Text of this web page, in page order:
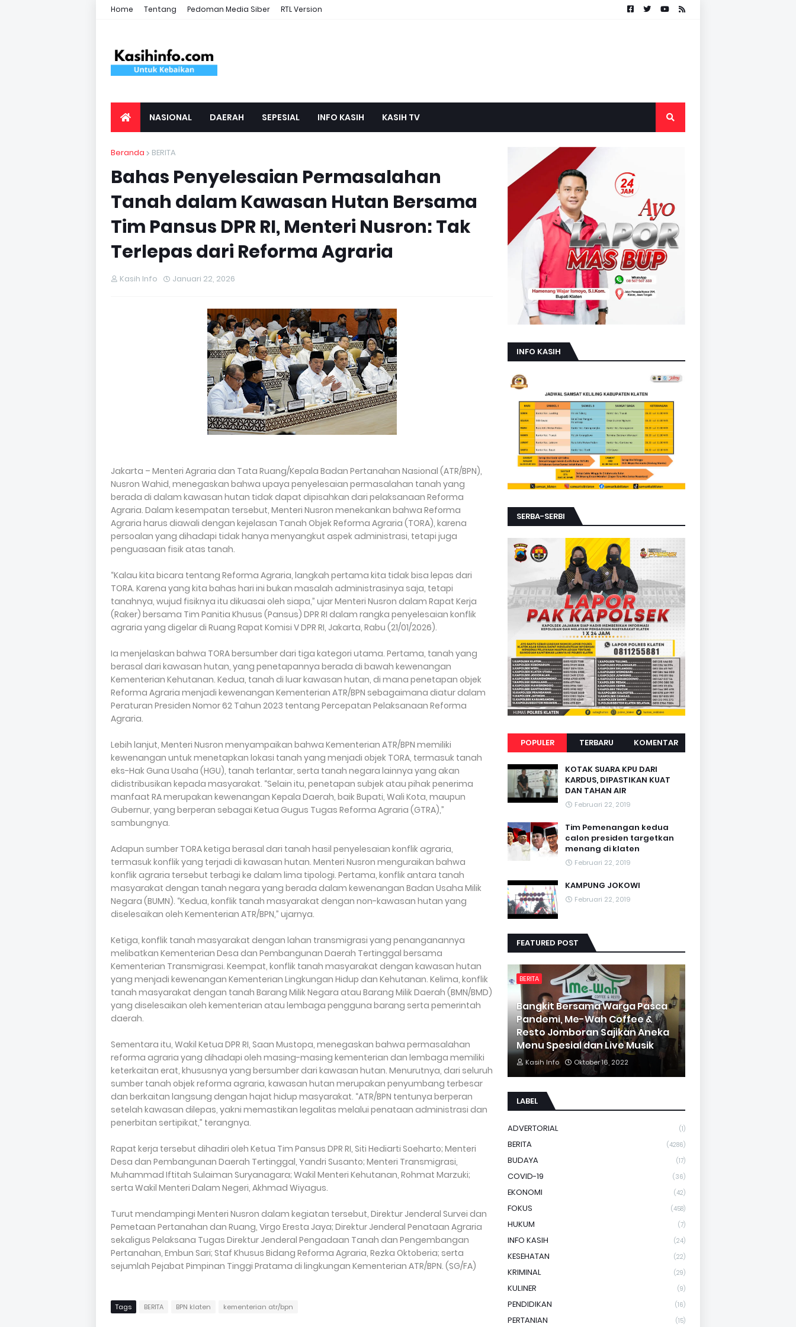
Home Tentang Pedoman Media Siber RTL Version
NASIONAL DAERAH SEPESIAL INFO KASIH KASIH TV
Beranda BERITA
Bahas Penyelesaian Permasalahan
Tanah dalam Kawasan Hutan Bersama
Tim Pansus DPR RI, Menteri Nusron: Tak
Terlepas dari Reforma Agraria
Kasih Info Januari 22, 2026
Jakarta – Menteri Agraria dan Tata Ruang/Kepala Badan Pertanahan Nasional (ATR/BPN),
Nusron Wahid, menegaskan bahwa upaya penyelesaian permasalahan tanah yang
berada di dalam kawasan hutan tidak dapat dipisahkan dari pelaksanaan Reforma
Agraria. Dalam kesempatan tersebut, Menteri Nusron menekankan bahwa Reforma
Agraria harus diawali dengan kejelasan Tanah Objek Reforma Agraria (TORA), karena
persoalan yang dihadapi tidak hanya menyangkut aspek administrasi, tetapi juga
penguasaan fisik atas tanah.
“Kalau kita bicara tentang Reforma Agraria, langkah pertama kita tidak bisa lepas dari
TORA. Karena yang kita bahas hari ini bukan masalah administrasinya saja, tetapi
tanahnya, wujud fisiknya itu dikuasai oleh siapa,” ujar Menteri Nusron dalam Rapat Kerja
(Raker) bersama Tim Panitia Khusus (Pansus) DPR RI dalam rangka penyelesaian konflik
agraria yang digelar di Ruang Rapat Komisi V DPR RI, Jakarta, Rabu (21/01/2026).
Ia menjelaskan bahwa TORA bersumber dari tiga kategori utama. Pertama, tanah yang
berasal dari kawasan hutan, yang penetapannya berada di bawah kewenangan
Kementerian Kehutanan. Kedua, tanah di luar kawasan hutan, di mana penetapan objek
Reforma Agraria menjadi kewenangan Kementerian ATR/BPN sebagaimana diatur dalam
Peraturan Presiden Nomor 62 Tahun 2023 tentang Percepatan Pelaksanaan Reforma
Agraria.
Lebih lanjut, Menteri Nusron menyampaikan bahwa Kementerian ATR/BPN memiliki
kewenangan untuk menetapkan lokasi tanah yang menjadi objek TORA, termasuk tanah
eks-Hak Guna Usaha (HGU), tanah terlantar, serta tanah negara lainnya yang akan
didistribusikan kepada masyarakat. “Selain itu, penetapan subjek atau pihak penerima
manfaat RA merupakan kewenangan Kepala Daerah, baik Bupati, Wali Kota, maupun
Gubernur, yang berperan sebagai Ketua Gugus Tugas Reforma Agraria (GTRA),”
sambungnya.
Adapun sumber TORA ketiga berasal dari tanah hasil penyelesaian konflik agraria,
termasuk konflik yang terjadi di kawasan hutan. Menteri Nusron menguraikan bahwa
konflik agraria tersebut terbagi ke dalam lima tipologi. Pertama, konflik antara tanah
masyarakat dengan tanah negara yang berada dalam kewenangan Badan Usaha Milik
Negara (BUMN). “Kedua, konflik tanah masyarakat dengan non-kawasan hutan yang
diselesaikan oleh Kementerian ATR/BPN,” ujarnya.
Ketiga, konflik tanah masyarakat dengan lahan transmigrasi yang penanganannya
melibatkan Kementerian Desa dan Pembangunan Daerah Tertinggal bersama
Kementerian Transmigrasi. Keempat, konflik tanah masyarakat dengan kawasan hutan
yang menjadi kewenangan Kementerian Lingkungan Hidup dan Kehutanan. Kelima, konflik
tanah masyarakat dengan tanah Barang Milik Negara atau Barang Milik Daerah (BMN/BMD)
yang diselesaikan oleh kementerian atau lembaga pengguna barang serta pemerintah
daerah.
Sementara itu, Wakil Ketua DPR RI, Saan Mustopa, menegaskan bahwa permasalahan
reforma agraria yang dihadapi oleh masing-masing kementerian dan lembaga memiliki
keterkaitan erat, khususnya yang bersumber dari kawasan hutan. Menurutnya, dari seluruh
sumber tanah objek reforma agraria, kawasan hutan merupakan penyumbang terbesar
dan berkaitan langsung dengan hajat hidup masyarakat. “ATR/BPN tentunya berperan
setelah kawasan dilepas, yakni memastikan legalitas melalui penataan administrasi dan
penerbitan sertipikat,” terangnya.
Rapat kerja tersebut dihadiri oleh Ketua Tim Pansus DPR RI, Siti Hediarti Soeharto; Menteri
Desa dan Pembangunan Daerah Tertinggal, Yandri Susanto; Menteri Transmigrasi,
Muhammad Iftitah Sulaiman Suryanagara; Wakil Menteri Kehutanan, Rohmat Marzuki;
serta Wakil Menteri Dalam Negeri, Akhmad Wiyagus.
Turut mendampingi Menteri Nusron dalam kegiatan tersebut, Direktur Jenderal Survei dan
Pemetaan Pertanahan dan Ruang, Virgo Eresta Jaya; Direktur Jenderal Penataan Agraria
sekaligus Pelaksana Tugas Direktur Jenderal Pengadaan Tanah dan Pengembangan
Pertanahan, Embun Sari; Staf Khusus Bidang Reforma Agraria, Rezka Oktoberia; serta
sejumlah Pejabat Pimpinan Tinggi Pratama di lingkungan Kementerian ATR/BPN. (SG/FA)
Tags BERITA BPN klaten kementerian atr/bpn
INFO KASIH
SERBA-SERBI
POPULER TERBARU KOMENTAR
KOTAK SUARA KPU DARI
KARDUS, DIPASTIKAN KUAT
DAN TAHAN AIR
Februari 22, 2019
Tim Pemenangan kedua
calon presiden targetkan
menang di klaten
Februari 22, 2019
KAMPUNG JOKOWI
Februari 22, 2019
FEATURED POST
BERITA
Bangkit Bersama Warga Pasca
Pandemi, Me-Wah Coffee &
Resto Jomboran Sajikan Aneka
Menu Spesial dan Live Musik
Kasih Info Oktober 16, 2022
LABEL
ADVERTORIAL (1)
BERITA (4286)
BUDAYA (17)
COVID-19 (36)
EKONOMI (42)
FOKUS (458)
HUKUM (7)
INFO KASIH (24)
KESEHATAN (22)
KRIMINAL (29)
KULINER (9)
PENDIDIKAN (16)
PERTANIAN (15)